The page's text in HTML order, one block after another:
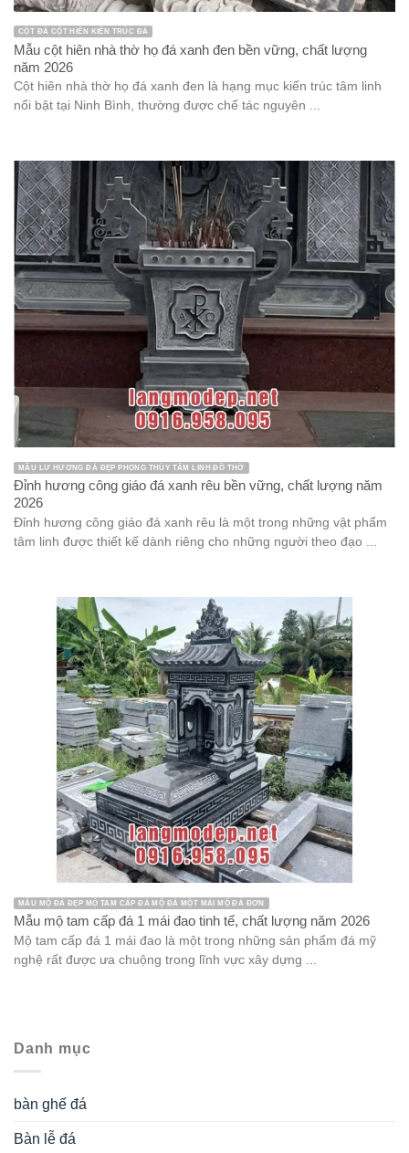
CỘT ĐÁ CỘT HIÊN KIẾN TRÚC ĐÁ
Mẫu cột hiên nhà thờ họ đá xanh đen bền vững, chất lượng
năm 2026
Cột hiên nhà thờ họ đá xanh đen là hạng mục kiến trúc tâm linh
nổi bật tại Ninh Bình, thường được chế tác nguyên ...
MẪU LƯ HƯƠNG ĐÁ ĐẸP PHONG THỦY TÂM LINH ĐỒ THỜ
Đỉnh hương công giáo đá xanh rêu bền vững, chất lượng năm
2026
Đỉnh hương công giáo đá xanh rêu là một trong những vật phẩm
tâm linh được thiết kế dành riêng cho những người theo đạo ...
MẪU MỘ ĐÁ ĐẸP MỘ TAM CẤP ĐÁ MỘ ĐÁ MỘT MÁI MỘ ĐÁ ĐƠN
Mẫu mộ tam cấp đá 1 mái đao tinh tế, chất lượng năm 2026
Mộ tam cấp đá 1 mái đao là một trong những sản phẩm đá mỹ
nghệ rất được ưa chuộng trong lĩnh vực xây dựng ...
Danh mục
bàn ghế đá
Bàn lễ đá